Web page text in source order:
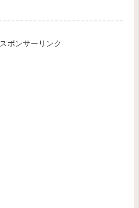
スポンサーリンク